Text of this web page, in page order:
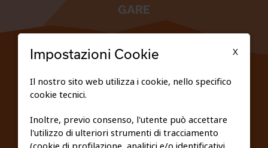
GARE
PRIVACY E COOKIE POLICY
X
Impostazioni Cookie
Il nostro sito web utilizza i cookie, nello specifico
cookie tecnici.
Inoltre, previo consenso, l'utente può accettare
l'utilizzo di ulteriori strumenti di tracciamento